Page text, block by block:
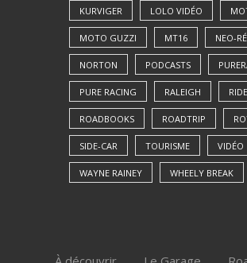
KURVIGER LOLO VIDÉO
MOTO GUZZI MT16 NEO-
NORTON PODCASTS
PURE RACING RALEIGH
ROADBOOKS ROADTRIP
SIDE-CAR TOURISME VIDÉO
WAYNE RAINEY WHEELY BREAK